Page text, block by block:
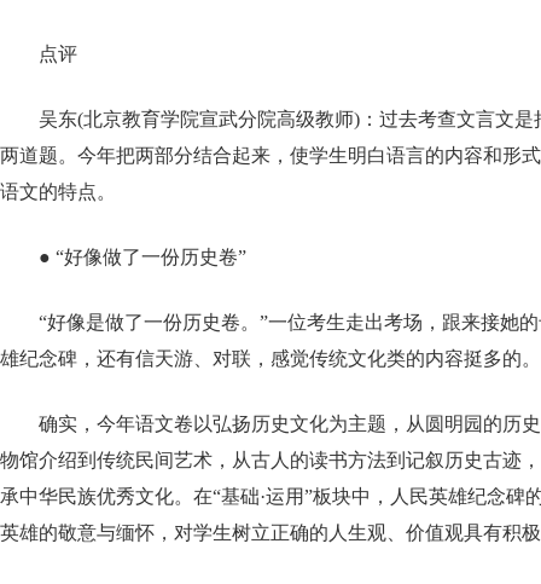
点评
吴东(北京教育学院宣武分院高级教师)：过去考查文言文
两道题。今年把两部分结合起来，使学生明白语言的内容和形
语文的特点。
● “好像做了一份历史卷”
“好像是做了一份历史卷。”一位考生走出考场，跟来接她
雄纪念碑，还有信天游、对联，感觉传统文化类的内容挺多的
确实，今年语文卷以弘扬历史文化为主题，从圆明园的历
物馆介绍到传统民间艺术，从古人的读书方法到记叙历史古迹
承中华民族优秀文化。在“基础·运用”板块中，人民英雄纪念碑
英雄的敬意与缅怀，对学生树立正确的人生观、价值观具有积